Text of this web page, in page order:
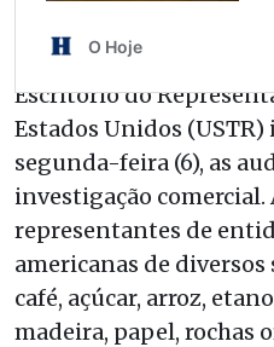
Enquanto as
Escritório do
Estados Unidos
segunda-feira (6), as
investigação comercial.
representantes de
americanas de
café, açúcar, arroz,
madeira, papel, rochas